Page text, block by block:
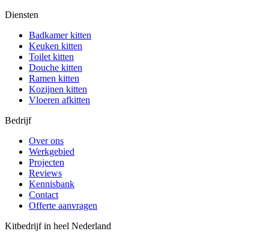
Diensten
Badkamer kitten
Keuken kitten
Toilet kitten
Douche kitten
Ramen kitten
Kozijnen kitten
Vloeren afkitten
Bedrijf
Over ons
Werkgebied
Projecten
Reviews
Kennisbank
Contact
Offerte aanvragen
Kitbedrijf in heel Nederland